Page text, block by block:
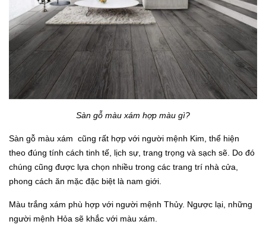
Sàn gỗ màu xám hợp màu gì?
Sàn gỗ màu xám cũng rất hợp với người mệnh Kim, thể hiện
theo đúng tính cách tinh tế, lịch sự, trang trọng và sạch sẽ. Do đó
chúng cũng được lựa chọn nhiều trong các trang trí nhà cửa,
phong cách ăn mặc đặc biệt là nam giới.
Màu trắng xám phù hợp với người mệnh Thủy. Ngược lại, những
người mệnh Hỏa sẽ khắc với màu xám.